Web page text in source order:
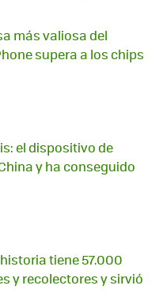
más valiosa del
supera a los chips
el dispositivo de
y ha conseguido
tiene 57.000
y recolectores y sirvió